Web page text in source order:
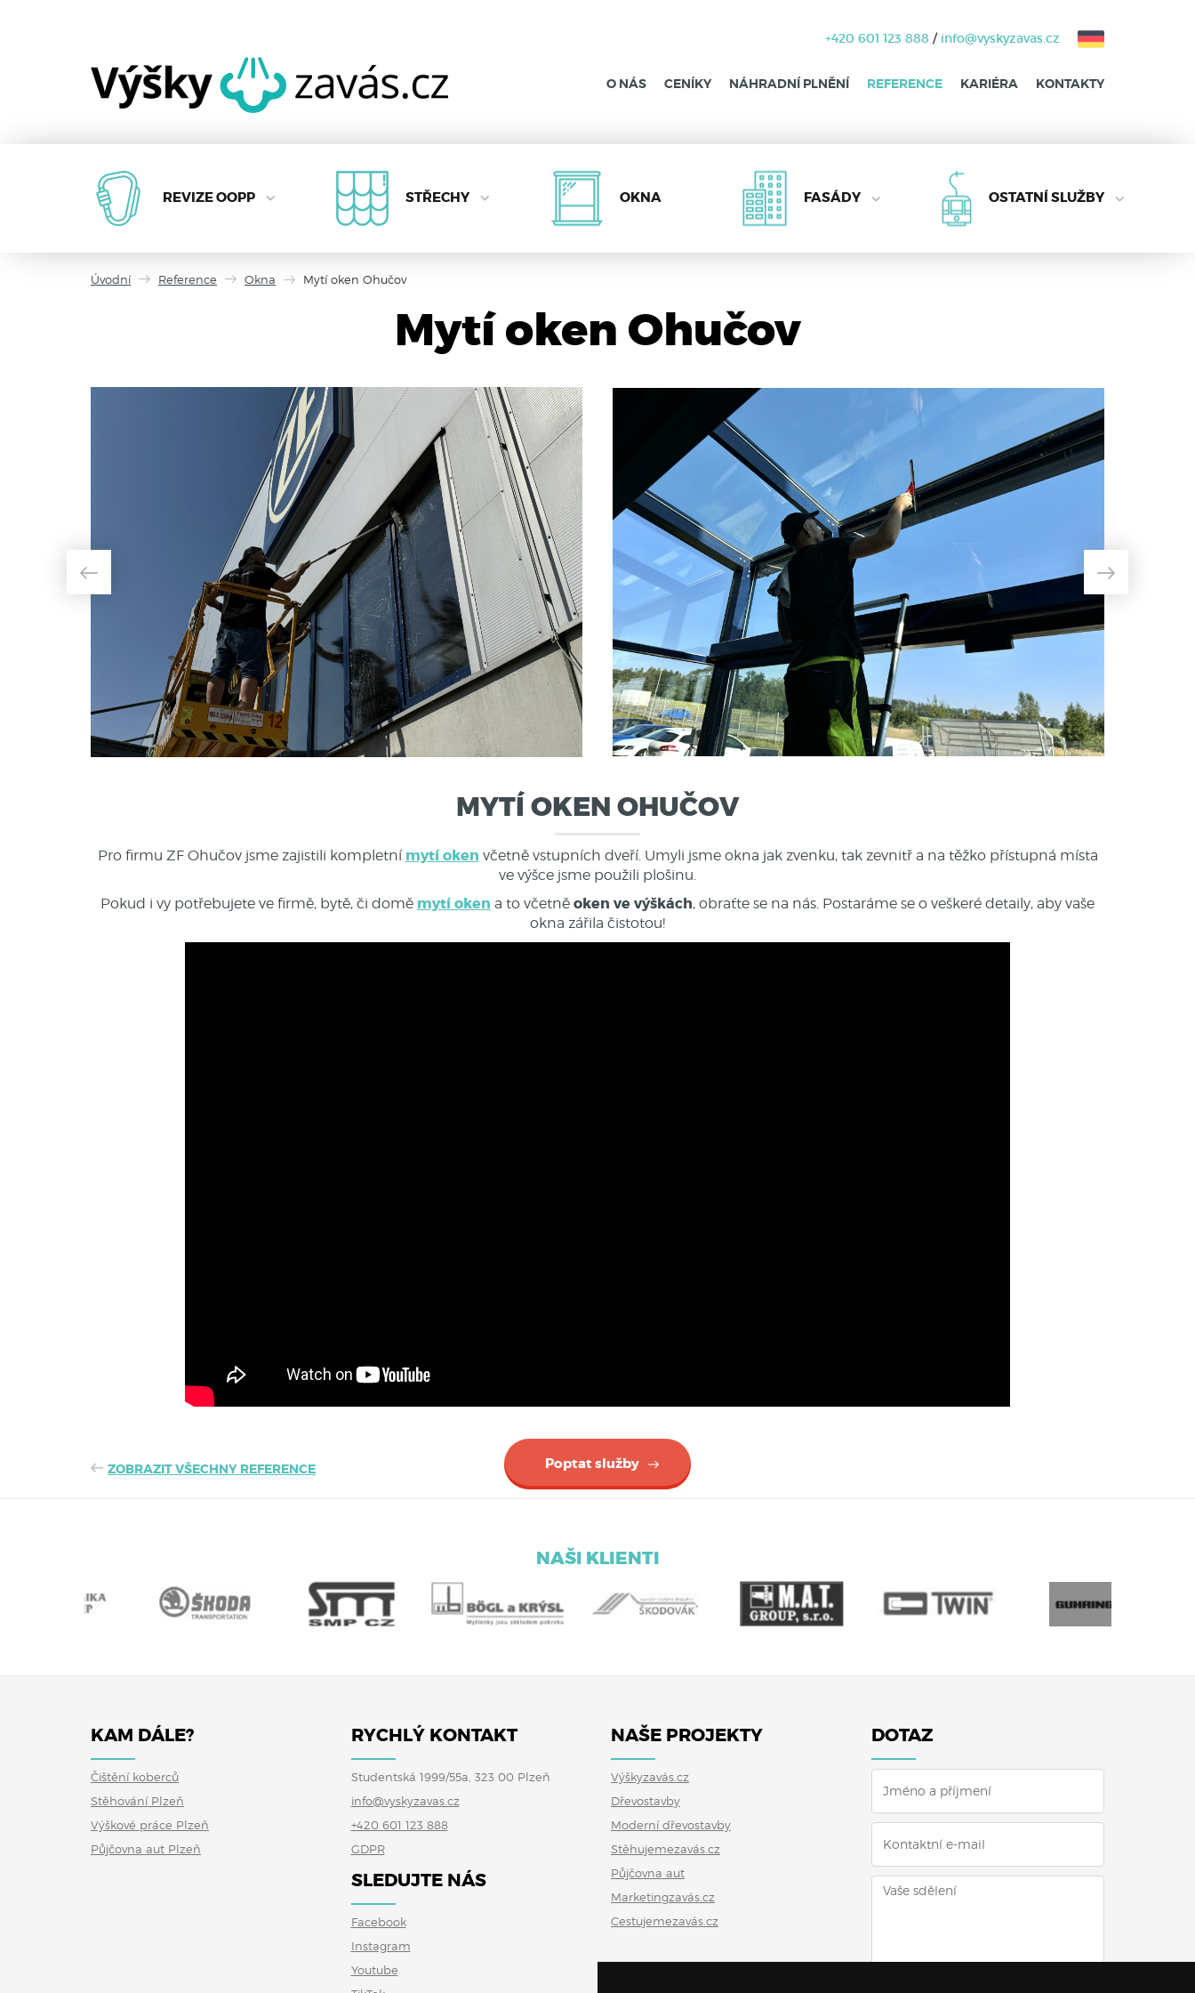
+420 601 123 888 / info@vyskyzavas.cz
O NÁS CENÍKY NÁHRADNÍ PLNĚNÍ REFERENCE KARIÉRA KONTAKTY
REVIZE OOPP STŘECHY OKNA FASÁDY OSTATNÍ SLUŽBY
Úvodní Reference Okna Mytí oken Ohučov
Mytí oken Ohučov
MYTÍ OKEN OHUČOV
Pro firmu ZF Ohučov jsme zajistili kompletní mytí oken včetně vstupních dveří. Umyli jsme okna jak zvenku, tak zevnitř a na těžko přístupná místa
ve výšce jsme použili plošinu.
Pokud i vy potřebujete ve firmě, bytě, či domě mytí oken a to včetně oken ve výškách, obraťte se na nás. Postaráme se o veškeré detaily, aby vaše
okna zářila čistotou!
Poptat služby
ZOBRAZIT VŠECHNY REFERENCE
NAŠI KLIENTI
KAM DÁLE?
Čištění koberců
Stěhování Plzeň
Výškové práce Plzeň
Půjčovna aut Plzeň
RYCHLÝ KONTAKT
Studentská 1999/55a, 323 00 Plzeň
info@vyskyzavas.cz
+420 601 123 888
GDPR
SLEDUJTE NÁS
Facebook
Instagram
Youtube
NAŠE PROJEKTY
Výškyzavás.cz
Dřevostavby
Moderní dřevostavby
Stěhujemezavás.cz
Půjčovna aut
Marketingzavás.cz
Cestujemezavás.cz
DOTAZ